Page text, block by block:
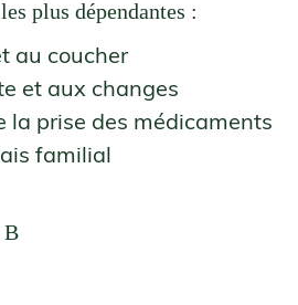
plus dépendantes :
au coucher
et aux changes
la prise des médicaments
familial
B